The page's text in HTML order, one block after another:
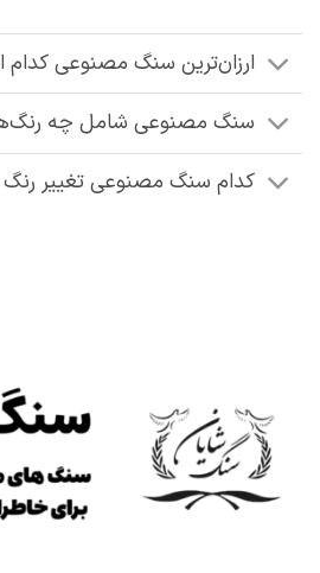
ارزان‌ترین سنگ مصنوعی کدام
سنگ مصنوعی شامل چه
کدام سنگ مصنوعی تغییر رنگ